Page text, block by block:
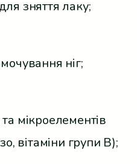
зняття лаку;
ніг;
мікроелементів
вітаміни групи B);